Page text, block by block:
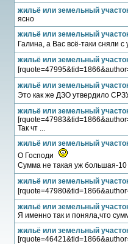
жильё или земельный
ясно
жильё или земельный
Галина, а Вас всё-таки сняли
жильё или земельный
жильё или земельный
Это как же ДЗО утвердило
жильё или земельный
Так чт ...
жильё или земельный
О Господи
Сумма не такая уж большая-
жильё или земельный
жильё или земельный
Я именно так и поняла,что
жильё или земельный